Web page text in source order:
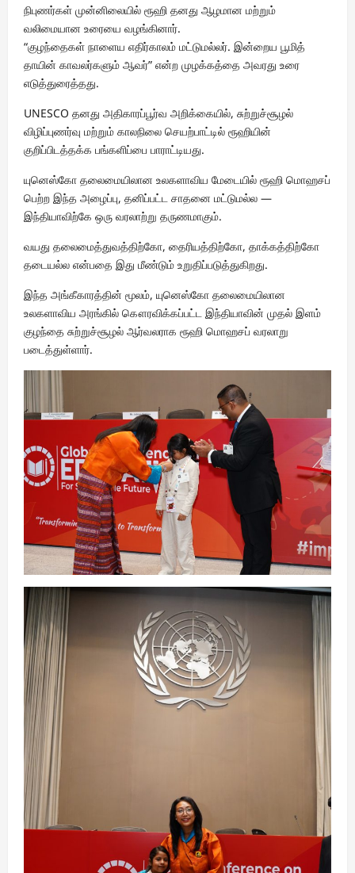
நிபுணர்கள் முன்னிலையில் ரூஹி தனது ஆழமான மற்றும்
வலிமையான உரையை வழங்கினார்.
“குழந்தைகள் நாளைய எதிர்காலம் மட்டுமல்லர். இன்றைய பூமித்
தாயின் காவலர்களும் ஆவர்” என்ற முழக்கத்தை அவரது உரை
எடுத்துரைத்தது.
UNESCO தனது அதிகாரப்பூர்வ அறிக்கையில், சுற்றுச்சூழல்
விழிப்புணர்வு மற்றும் காலநிலை செயற்பாட்டில் ரூஹியின்
குறிப்பிடத்தக்க பங்களிப்பை பாராட்டியது.
யுனெஸ்கோ தலைமையிலான உலகளாவிய மேடையில் ரூஹி மொஹசப்
பெற்ற இந்த அழைப்பு, தனிப்பட்ட சாதனை மட்டுமல்ல —
இந்தியாவிற்கே ஒரு வரலாற்று தருணமாகும்.
வயது தலைமைத்துவத்திற்கோ, தைரியத்திற்கோ, தாக்கத்திற்கோ
தடையல்ல என்பதை இது மீண்டும் உறுதிப்படுத்துகிறது.
இந்த அங்கீகாரத்தின் மூலம், யுனெஸ்கோ தலைமையிலான
உலகளாவிய அரங்கில் கௌரவிக்கப்பட்ட இந்தியாவின் முதல் இளம்
குழந்தை சுற்றுச்சூழல் ஆர்வலராக ரூஹி மொஹசப் வரலாறு
படைத்துள்ளார்.